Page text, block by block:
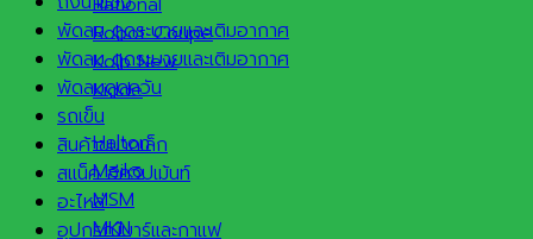
Robot Coupe
Kolb
Kidde
Halton
Meiko
MSM
MKN
พัดลม ดูดระบายและเติมอากาศ
พัดลม ดูดระบายและเติมอากาศ
พัดลมดูดควัน
รถเข็น
สินค้าขนาดเล็ก
สแน็ค อีควิปเม้นท์
อะไหล่
อุปกรณ์บาร์และกาแฟ